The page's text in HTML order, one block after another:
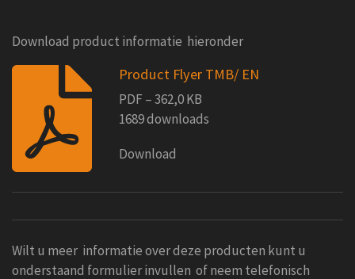
Download product informatie hieronder
Product Flyer TMB/ EN
PDF – 362,0 KB
1689 downloads
Download
Wilt u meer informatie over deze producten kunt u
onderstaand formulier invullen of neem telefonisch